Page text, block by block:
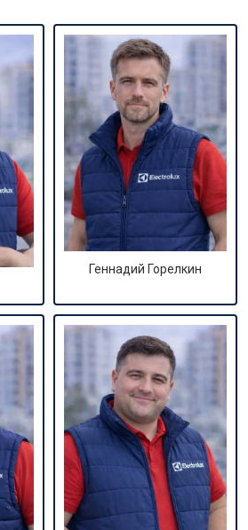
Геннадий Горелкин